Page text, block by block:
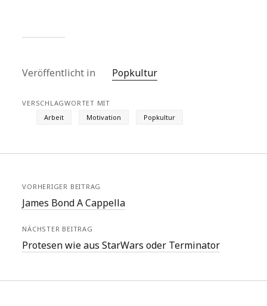
Veröffentlicht in Popkultur
VERSCHLAGWORTET MIT
Arbeit
Motivation Popkultur
VORHERIGER BEITRAG
James Bond A Cappella
NÄCHSTER BEITRAG
Protesen wie aus StarWars oder Terminator